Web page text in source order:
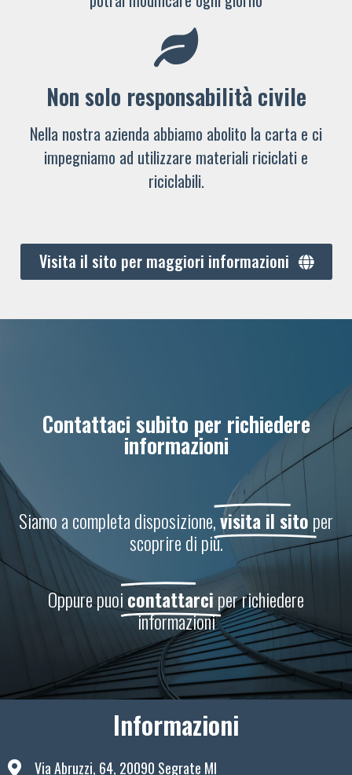
Non solo responsabilità civile
Nella nostra azienda abbiamo abolito la carta e ci
impegniamo ad utilizzare materiali riciclati e
riciclabili.
Visita il sito per maggiori informazioni
Contattaci subito per richiedere
informazioni
Siamo a completa disposizione,visita il sitoper
scoprire di più.
Oppure puoicontattarciper richiedere
informazioni
Informazioni
Via Abruzzi, 64, 20090 Segrate MI